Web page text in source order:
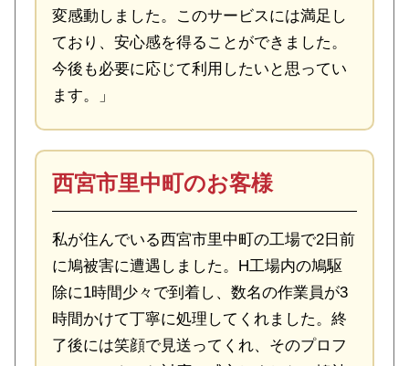
変感動しました。このサービスには満足し
ており、安心感を得ることができました。
今後も必要に応じて利用したいと思ってい
ます。」
西宮市里中町のお客様
私が住んでいる西宮市里中町の工場で2日前
に鳩被害に遭遇しました。H工場内の鳩駆
除に1時間少々で到着し、数名の作業員が3
時間かけて丁寧に処理してくれました。終
了後には笑顔で見送ってくれ、そのプロフ